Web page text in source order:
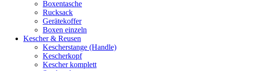
Boxentasche
Rucksack
Gerätekoffer
Boxen einzeln
Kescher & Reusen
Kescherstange (Handle)
Kescherkopf
Kescher komplett